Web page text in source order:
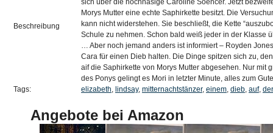
Beschreibung
sich über die hochnäsige Caroline Soencer. Jetzt
Morys Mutter eine echte Saphirkette besitzt. Die
kann nicht widerstehen. Sie beschließt, die Kette
Schule zu nehmen. Schon bald weiß jeder in der Klasse
… Aber noch jemand anders ist informiert – Royden
Cara für einen Dieb halten. Die Dinge spitzen sich zu,
aif die Saphirkette von Morys Mutter abgesehen. Nur mit
des Ponys gelingt es Mori in letzter Minute, alles zum
Tags:
elizabeth, lindsay, mitternachtstänzer, einem, dieb, auf, der
Angebote bei Amazon